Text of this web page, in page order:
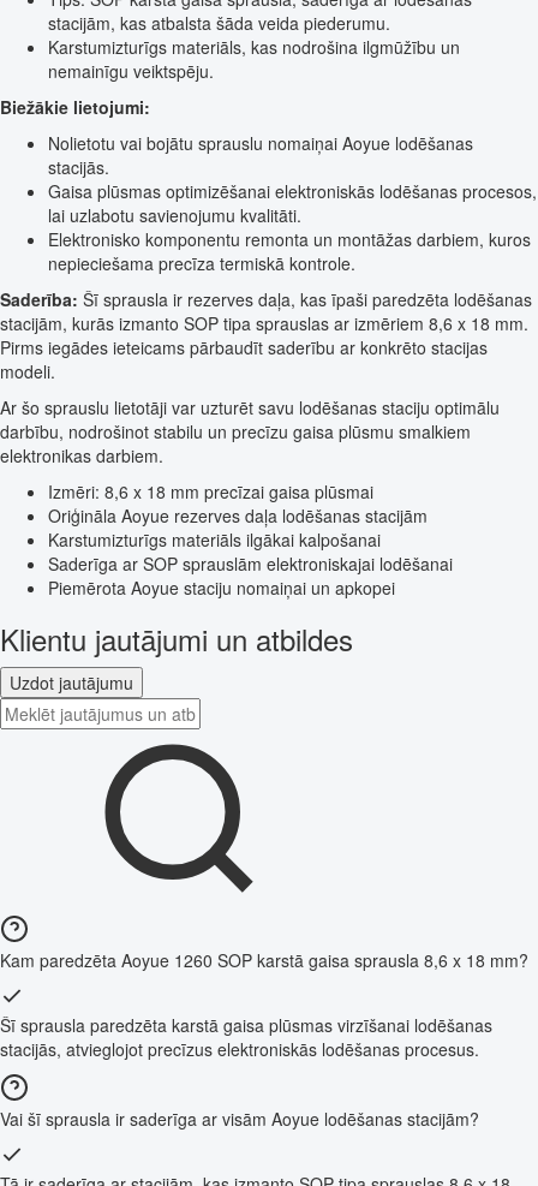
stacijām, kas atbalsta šāda veida piederumu.
Karstumizturīgs materiāls, kas nodrošina ilgmūžību un
nemainīgu veiktspēju.
Biežākie lietojumi:
Nolietotu vai bojātu sprauslu nomaiņai Aoyue lodēšanas
stacijās.
Gaisa plūsmas optimizēšanai elektroniskās lodēšanas procesos,
lai uzlabotu savienojumu kvalitāti.
Elektronisko komponentu remonta un montāžas darbiem, kuros
nepieciešama precīza termiskā kontrole.
Saderība: Šī sprausla ir rezerves daļa, kas īpaši paredzēta lodēšanas
stacijām, kurās izmanto SOP tipa sprauslas ar izmēriem 8,6 x 18 mm.
Pirms iegādes ieteicams pārbaudīt saderību ar konkrēto stacijas
modeli.
Ar šo sprauslu lietotāji var uzturēt savu lodēšanas staciju optimālu
darbību, nodrošinot stabilu un precīzu gaisa plūsmu smalkiem
elektronikas darbiem.
Izmēri: 8,6 x 18 mm precīzai gaisa plūsmai
Oriģināla Aoyue rezerves daļa lodēšanas stacijām
Karstumizturīgs materiāls ilgākai kalpošanai
Saderīga ar SOP sprauslām elektroniskajai lodēšanai
Piemērota Aoyue staciju nomaiņai un apkopei
Klientu jautājumi un atbildes
Uzdot jautājumu
Kam paredzēta Aoyue 1260 SOP karstā gaisa sprausla 8,6 x 18 mm?
Šī sprausla paredzēta karstā gaisa plūsmas virzīšanai lodēšanas
stacijās, atvieglojot precīzus elektroniskās lodēšanas procesus.
Vai šī sprausla ir saderīga ar visām Aoyue lodēšanas stacijām?